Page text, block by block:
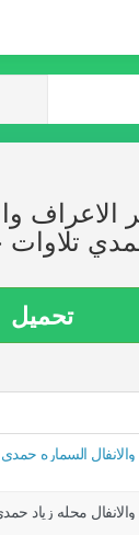
الاعراف
تحميل
السماره
محله زياد